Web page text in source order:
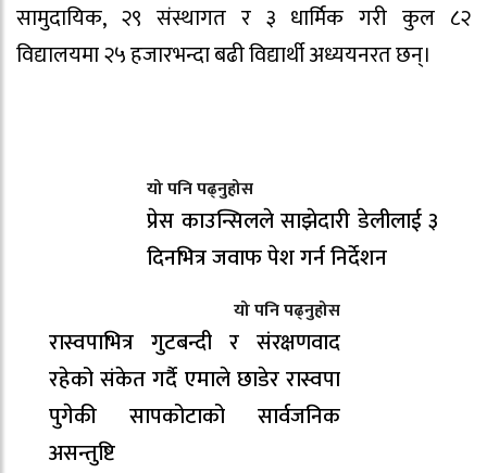
सामुदायिक, २९ संस्थागत र ३ धार्मिक गरी कुल ८२
विद्यालयमा २५ हजारभन्दा बढी विद्यार्थी अध्ययनरत छन्।
यो पनि पढ्नुहोस
प्रेस काउन्सिलले साझेदारी डेलीलाई ३
दिनभित्र जवाफ पेश गर्न निर्देशन
यो पनि पढ्नुहोस
रास्वपाभित्र गुटबन्दी र संरक्षणवाद
रहेको संकेत गर्दै एमाले छाडेर रास्वपा
पुगेकी सापकोटाको सार्वजनिक
असन्तुष्टि